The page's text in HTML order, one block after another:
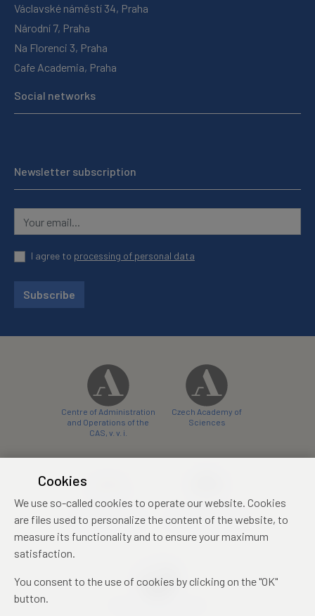
Václavské náměstí 34, Praha
Národní 7, Praha
Na Florenci 3, Praha
Cafe Academia, Praha
Social networks
Newsletter subscription
I agree to processing of personal data
Subscribe
Centre of Administration
and Operations of the
CAS, v. v. i.
Czech Academy of
Sciences
conference centre
konferenční centrum
Cookies
We use so-called cookies to operate our website. Cookies
are files used to personalize the content of the website, to
measure its functionality and to ensure your maximum
satisfaction.
You consent to the use of cookies by clicking on the "OK"
button.